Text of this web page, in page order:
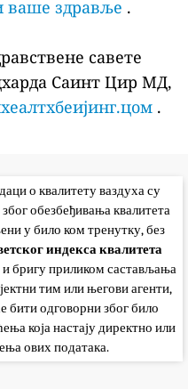
ваше здравље .
савете
Саинт Цир МД,
.
о квалитету ваздуха су
обезбеђивања квалитета
у било ком тренутку, без
индекса квалитета
бригу приликом састављања
тим или његови агенти,
бити одговорни због било
која настају директно или
ових података.